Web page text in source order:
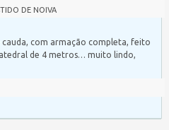
DE NOIVA
com armação completa, feito
de 4 metros… muito lindo,